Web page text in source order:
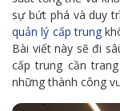
sự bứt phá và duy
quản lý cấp trung
Bài viết này sẽ đi
cấp trung cần
những thành công